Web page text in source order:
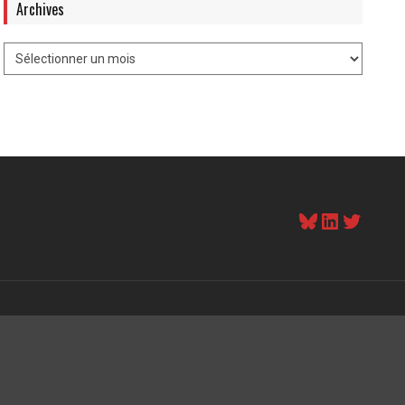
Archives
Bluesky